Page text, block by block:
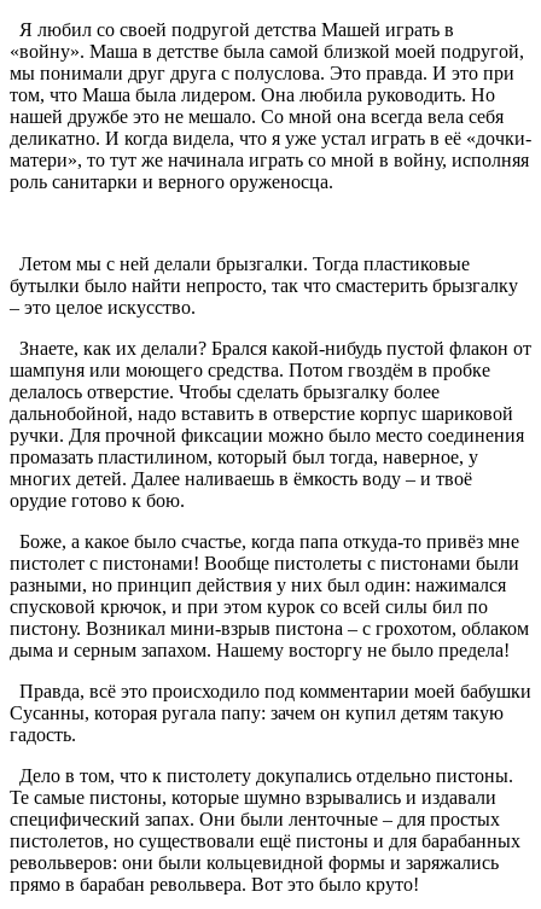
Я любил со своей подругой детства Машей играть в
«войну». Маша в детстве была самой близкой моей подругой,
мы понимали друг друга с полуслова. Это правда. И это при
том, что Маша была лидером. Она любила руководить. Но
нашей дружбе это не мешало. Со мной она всегда вела себя
деликатно. И когда видела, что я уже устал играть в её «дочки-
матери», то тут же начинала играть со мной в войну, исполняя
роль санитарки и верного оруженосца.
Летом мы с ней делали брызгалки. Тогда пластиковые
бутылки было найти непросто, так что смастерить брызгалку
– это целое искусство.
Знаете, как их делали? Брался какой-нибудь пустой флакон от
шампуня или моющего средства. Потом гвоздём в пробке
делалось отверстие. Чтобы сделать брызгалку более
дальнобойной, надо вставить в отверстие корпус шариковой
ручки. Для прочной фиксации можно было место соединения
промазать пластилином, который был тогда, наверное, у
многих детей. Далее наливаешь в ёмкость воду – и твоё
орудие готово к бою.
Боже, а какое было счастье, когда папа откуда-то привёз мне
пистолет с пистонами! Вообще пистолеты с пистонами были
разными, но принцип действия у них был один: нажимался
спусковой крючок, и при этом курок со всей силы бил по
пистону. Возникал мини-взрыв пистона – с грохотом, облаком
дыма и серным запахом. Нашему восторгу не было предела!
Правда, всё это происходило под комментарии моей бабушки
Сусанны, которая ругала папу: зачем он купил детям такую
гадость.
Дело в том, что к пистолету докупались отдельно пистоны.
Те самые пистоны, которые шумно взрывались и издавали
специфический запах. Они были ленточные – для простых
пистолетов, но существовали ещё пистоны и для барабанных
револьверов: они были кольцевидной формы и заряжались
прямо в барабан револьвера. Вот это было круто!